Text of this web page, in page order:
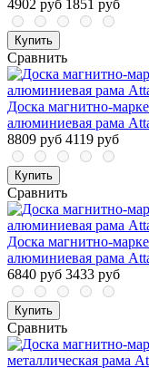
4902 руб 1851 руб
Купить
Сравнить
Доска магнитно-
алюминиевая рама
8809 руб 4119 руб
Купить
Сравнить
Доска магнитно-
алюминиевая рама
6840 руб 3433 руб
Купить
Сравнить